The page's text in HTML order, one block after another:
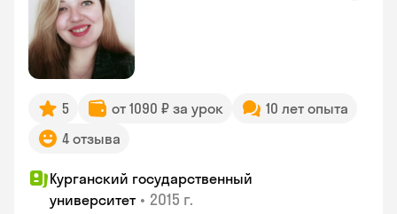
5 от 1090 ₽ за урок
10 лет опыта
4 отзыва
Курганский государственный
университет • 2015 г.